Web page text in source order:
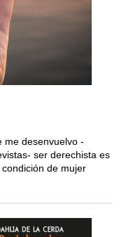
me desenvuelvo -
ser derechista es
de mujer